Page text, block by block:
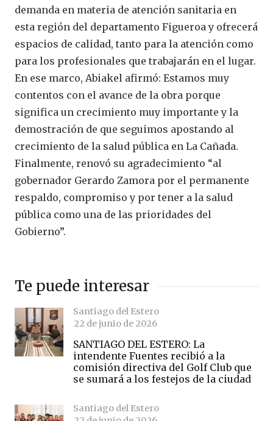
demanda en materia de atención sanitaria en
esta región del departamento Figueroa y ofrecerá
espacios de calidad, tanto para la atención como
para los profesionales que trabajarán en el lugar.
En ese marco, Abiakel afirmó: Estamos muy
contentos con el avance de la obra porque
significa un crecimiento muy importante y la
demostración de que seguimos apostando al
crecimiento de la salud pública en La Cañada.
Finalmente, renovó su agradecimiento “al
gobernador Gerardo Zamora por el permanente
respaldo, compromiso y por tener a la salud
pública como una de las prioridades del
Gobierno”.
Te puede interesar
Santiago del Estero
22 de junio de 2026
SANTIAGO DEL ESTERO: La
intendente Fuentes recibió a la
comisión directiva del Golf Club que
se sumará a los festejos de la ciudad
Santiago del Estero